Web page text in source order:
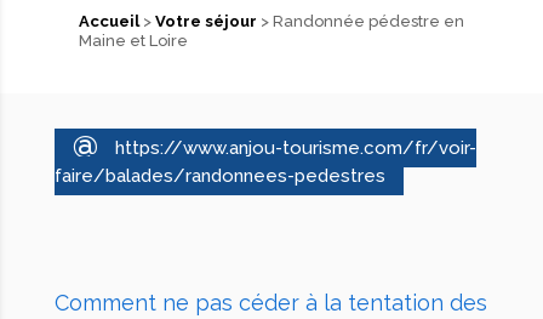
Accueil> Votre séjour > Randonnée pédestre en
Maine et Loire
@
https://www.anjou-tourisme.com/fr/voir-
faire/balades/randonnees-pedestres
Comment ne pas céder à la tentation des